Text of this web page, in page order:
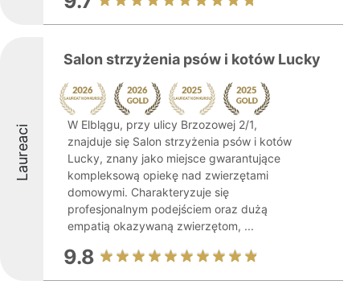
Laureaci
Salon strzyżenia psów i kotów Lucky
W Elblągu, przy ulicy Brzozowej 2/1,
znajduje się Salon strzyżenia psów i kotów
Lucky, znany jako miejsce gwarantujące
kompleksową opiekę nad zwierzętami
domowymi. Charakteryzuje się
profesjonalnym podejściem oraz dużą
empatią okazywaną zwierzętom, ...
9.8